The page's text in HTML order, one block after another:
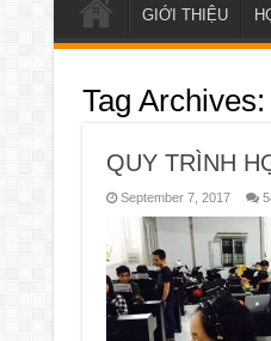
GIỚI THIỆU
Tag Archives:
QUY TRÌNH
September 7, 2017